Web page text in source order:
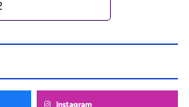
Instagram